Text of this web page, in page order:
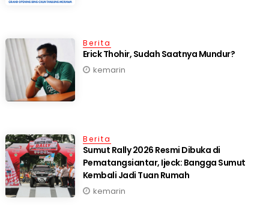
Berita
Erick Thohir, Sudah Saatnya Mundur?
kemarin
Berita
Sumut Rally 2026 Resmi Dibuka di
Pematangsiantar, Ijeck: Bangga Sumut
Kembali Jadi Tuan Rumah
kemarin